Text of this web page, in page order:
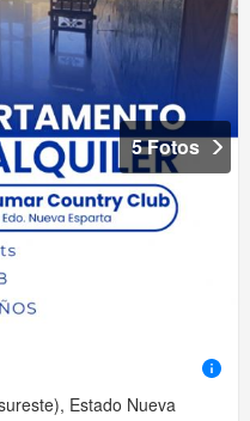
5 Fotos
Estado Nueva